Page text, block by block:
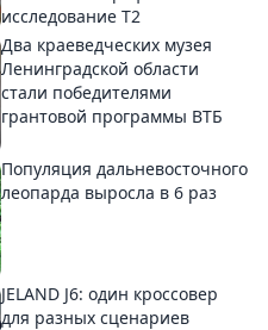
исследование T2
Два краеведческих музея
Ленинградской области
стали победителями
грантовой программы ВТБ
Популяция дальневосточного
леопарда выросла в 6 раз
JELAND J6: один кроссовер
для разных сценариев